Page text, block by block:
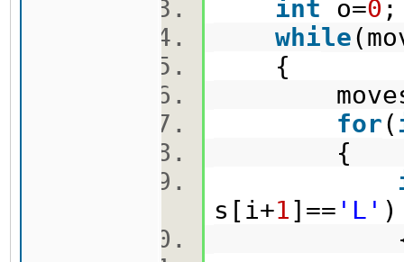
int o=0
while
{
for(
{
s[i+1]== 'L'